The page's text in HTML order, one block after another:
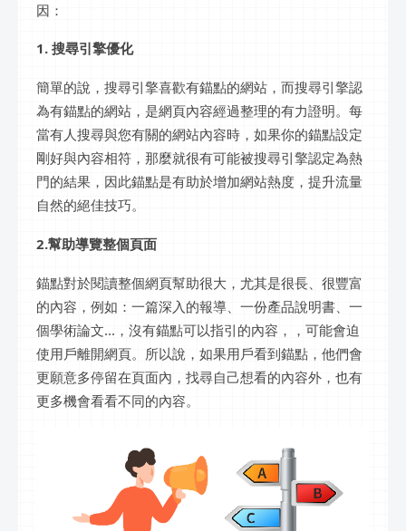
因：
1. 搜尋引擎優化
簡單的說，搜尋引擎喜歡有錨點的網站，而搜尋引擎認
為有錨點的網站，是網頁內容經過整理的有力證明。每
當有人搜尋與您有關的網站內容時，如果你的錨點設定
剛好與內容相符，那麼就很有可能被搜尋引擎認定為熱
門的結果，因此錨點是有助於增加網站熱度，提升流量
自然的絕佳技巧。
2.幫助導覽整個頁面
錨點對於閱讀整個網頁幫助很大，尤其是很長、很豐富
的內容，例如：一篇深入的報導、一份產品說明書、一
個學術論文...，沒有錨點可以指引的內容，，可能會迫
使用戶離開網頁。所以說，如果用戶看到錨點，他們會
更願意多停留在頁面內，找尋自己想看的內容外，也有
更多機會看看不同的內容。